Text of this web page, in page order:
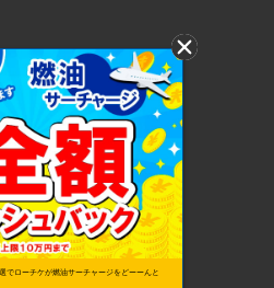
ンメント
Inc.
でローチケが燃油サーチャージをどーーんと